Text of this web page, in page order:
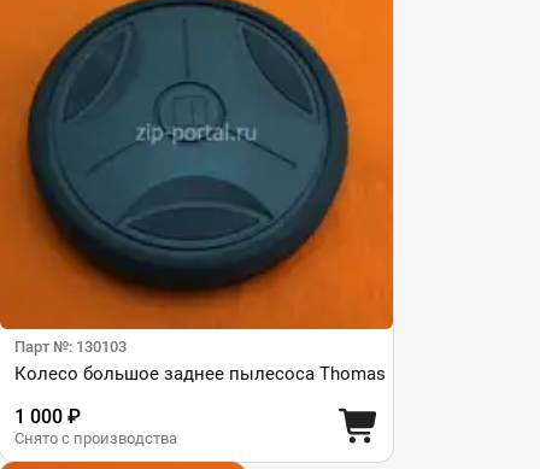
Парт №: 130103
Колесо большое заднее пылесоса Thomas
1 000 ₽
Снято с производства